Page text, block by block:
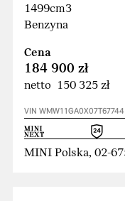
1499cm3
Benzyna
Cena
184 900 zł
netto 150 325 zł
VIN
MINI Polska, 02-